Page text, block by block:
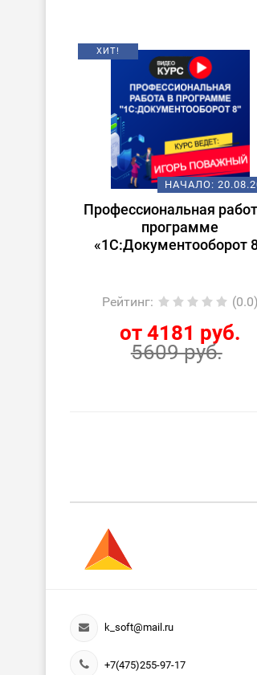
ХИТ!
НАЧАЛО:
Профессиональная
программе
«1С:Документооборот
Рейтинг: (0.0)
от 4181 руб.
5609 руб.
k_soft@mail.ru
+7(475)255-97-17